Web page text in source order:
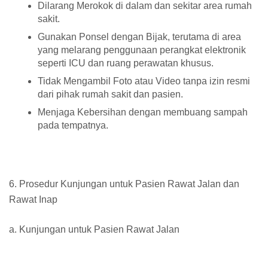
Dilarang Merokok di dalam dan sekitar area rumah
sakit.
Gunakan Ponsel dengan Bijak, terutama di area
yang melarang penggunaan perangkat elektronik
seperti ICU dan ruang perawatan khusus.
Tidak Mengambil Foto atau Video tanpa izin resmi
dari pihak rumah sakit dan pasien.
Menjaga Kebersihan dengan membuang sampah
pada tempatnya.
6. Prosedur Kunjungan untuk Pasien Rawat Jalan dan
Rawat Inap
a. Kunjungan untuk Pasien Rawat Jalan